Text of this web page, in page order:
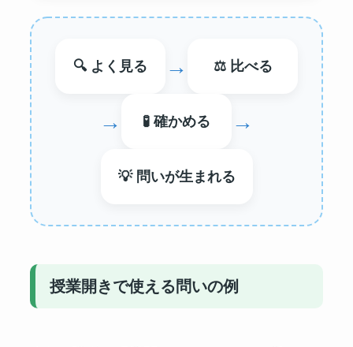
🔍 よく見る → ⚖️ 比べる
→ 🧪 確かめる →
💡 問いが生まれる
授業開きで使える問いの例